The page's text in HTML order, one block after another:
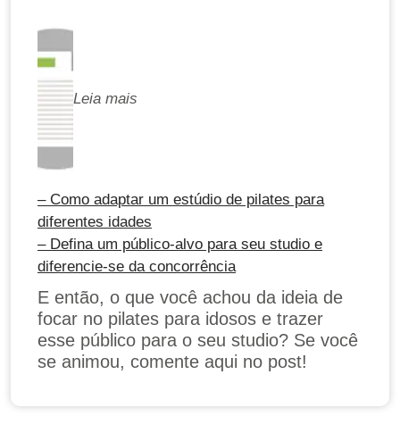
Leia mais
– Como adaptar um estúdio de pilates para
diferentes idades
– Defina um público-alvo para seu studio e
diferencie-se da concorrência
E então, o que você achou da ideia de
focar no pilates para idosos e trazer
esse público para o seu studio? Se você
se animou, comente aqui no post!